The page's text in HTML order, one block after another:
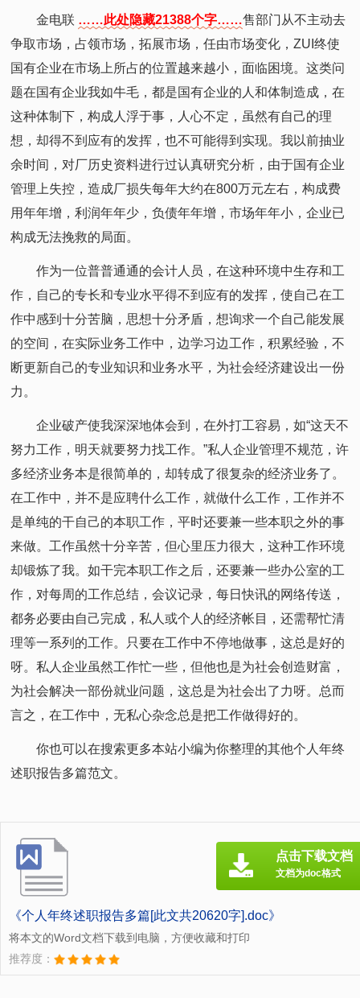
金电联 ……此处隐藏21388个字……售部门从不主动去
争取市场，占领市场，拓展市场，任由市场变化，ZUI终使
国有企业在市场上所占的位置越来越小，面临困境。这类问
题在国有企业我如牛毛，都是国有企业的人和体制造成，在
这种体制下，构成人浮于事，人心不定，虽然有自己的理
想，却得不到应有的发挥，也不可能得到实现。我以前抽业
余时间，对厂历史资料进行过认真研究分析，由于国有企业
管理上失控，造成厂损失每年大约在800万元左右，构成费
用年年增，利润年年少，负债年年增，市场年年小，企业已
构成无法挽救的局面。
作为一位普普通通的会计人员，在这种环境中生存和工
作，自己的专长和专业水平得不到应有的发挥，使自己在工
作中感到十分苦脑，思想十分矛盾，想询求一个自己能发展
的空间，在实际业务工作中，边学习边工作，积累经验，不
断更新自己的专业知识和业务水平，为社会经济建设出一份
力。
企业破产使我深深地体会到，在外打工容易，如“这天不
努力工作，明天就要努力找工作。”私人企业管理不规范，许
多经济业务本是很简单的，却转成了很复杂的经济业务了。
在工作中，并不是应聘什么工作，就做什么工作，工作并不
是单纯的干自己的本职工作，平时还要兼一些本职之外的事
来做。工作虽然十分辛苦，但心里压力很大，这种工作环境
却锻炼了我。如干完本职工作之后，还要兼一些办公室的工
作，对每周的工作总结，会议记录，每日快讯的网络传送，
都务必要由自己完成，私人或个人的经济帐目，还需帮忙清
理等一系列的工作。只要在工作中不停地做事，这总是好的
呀。私人企业虽然工作忙一些，但他也是为社会创造财富，
为社会解决一部份就业问题，这总是为社会出了力呀。总而
言之，在工作中，无私心杂念总是把工作做得好的。
你也可以在搜索更多本站小编为你整理的其他个人年终
述职报告多篇范文。
《个人年终述职报告多篇[此文共20620字].doc》
将本文的Word文档下载到电脑，方便收藏和打印
推荐度：
点击下载文档
文档为doc格式